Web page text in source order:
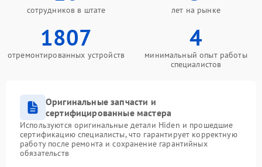
сотрудников в штате лет на рынке
1807
отремонтированных устройств
4
минимальный опыт работы
специалистов
Оригинальные запчасти и
сертифицированные мастера
Используются оригинальные детали Hiden и прошедшие
сертификацию специалисты, что гарантирует корректную
работу после ремонта и сохранение гарантийных
обязательств